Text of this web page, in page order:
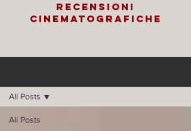
recensioni
cinematografiche
All Posts
All Posts